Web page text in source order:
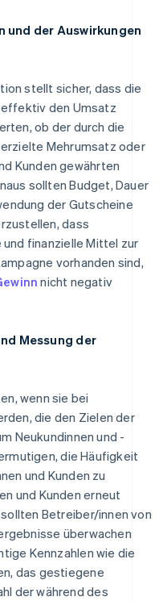
und der Auswirkungen
stellt sicher, dass die
den Umsatz
ob der durch die
Mehrumsatz oder
Kunden gewährten
sollten Budget, Dauer
der Gutscheine
dass
finanzielle Mittel zur
vorhanden sind,
nicht negativ
Messung der
wenn sie bei
die den Zielen der
Neukundinnen und -
die Häufigkeit
und Kunden zu
und Kunden erneut
Betreiber/innen von
überwachen
Kennzahlen wie die
das gestiegene
der während des